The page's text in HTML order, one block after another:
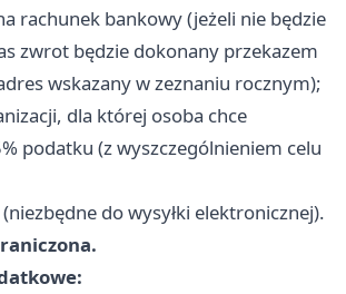
rachunek bankowy (jeżeli nie będzie
zwrot będzie dokonany przekazem
wskazany w zeznaniu rocznym);
dla której osoba chce
podatku (z wyszczególnieniem celu
do wysyłki elektronicznej).